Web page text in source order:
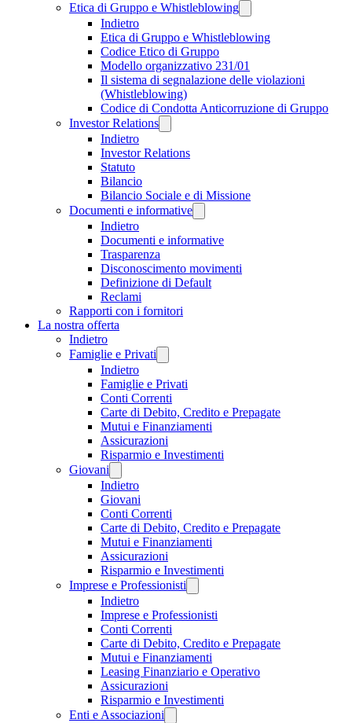
Etica di Gruppo e Whistleblowing
Indietro
Etica di Gruppo e Whistleblowing
Codice Etico di Gruppo
Modello organizzativo 231/01
Il sistema di segnalazione delle violazioni
(Whistleblowing)
Codice di Condotta Anticorruzione di Gruppo
Investor Relations
Indietro
Investor Relations
Statuto
Bilancio
Bilancio Sociale e di Missione
Documenti e informative
Indietro
Documenti e informative
Trasparenza
Disconoscimento movimenti
Definizione di Default
Reclami
Rapporti con i fornitori
La nostra offerta
Indietro
Famiglie e Privati
Indietro
Famiglie e Privati
Conti Correnti
Carte di Debito, Credito e Prepagate
Mutui e Finanziamenti
Assicurazioni
Risparmio e Investimenti
Giovani
Indietro
Giovani
Conti Correnti
Carte di Debito, Credito e Prepagate
Mutui e Finanziamenti
Assicurazioni
Risparmio e Investimenti
Imprese e Professionisti
Indietro
Imprese e Professionisti
Conti Correnti
Carte di Debito, Credito e Prepagate
Mutui e Finanziamenti
Leasing Finanziario e Operativo
Assicurazioni
Risparmio e Investimenti
Enti e Associazioni